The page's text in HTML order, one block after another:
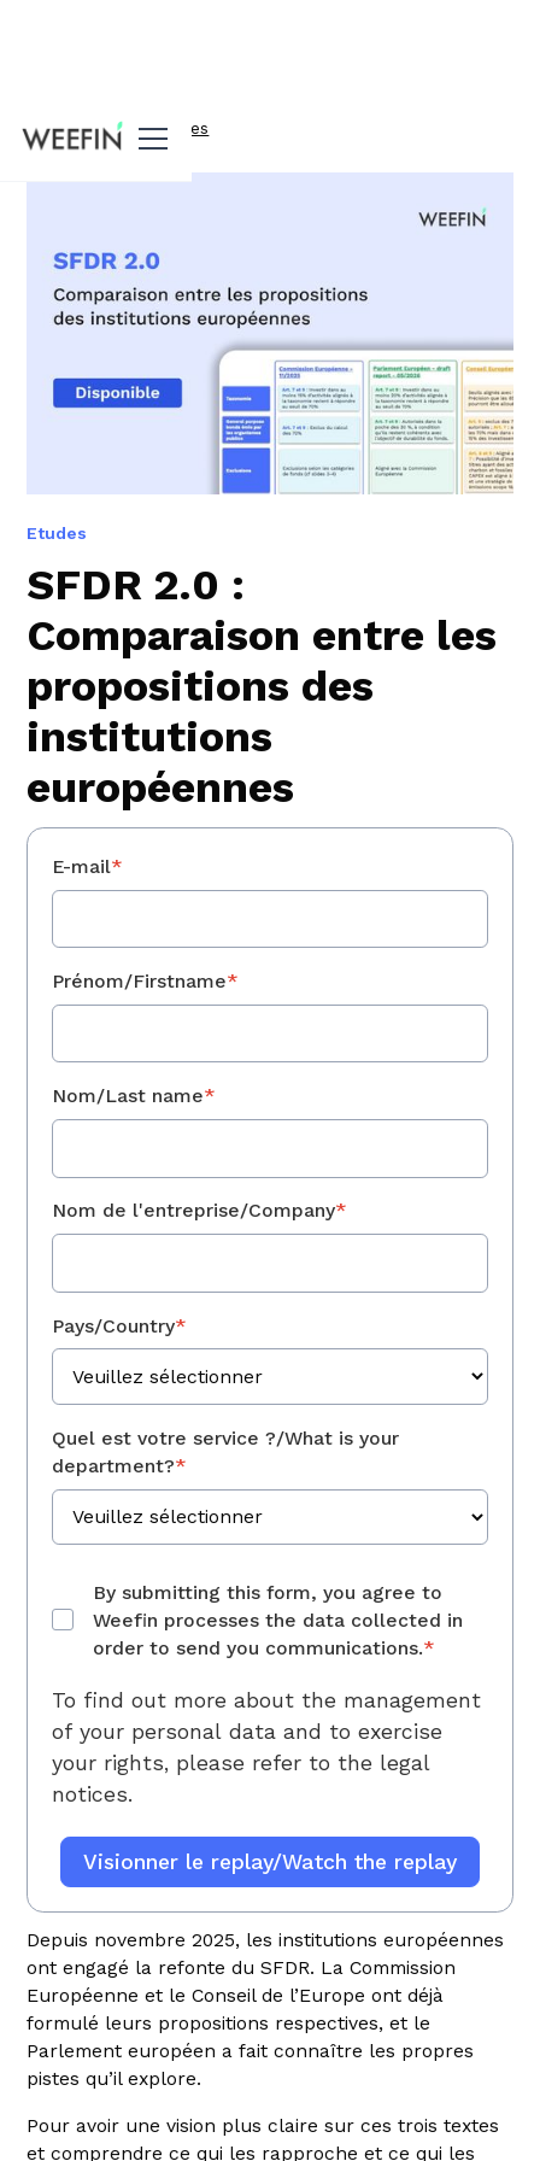
Toutes nos ressources
Etudes
SFDR 2.0 :
Comparaison entre les
propositions des
institutions
européennes
E-mail*
Prénom/Firstname*
Nom/Last name*
Nom de l'entreprise/Company*
Pays/Country*
Quel est votre service ?/What is your
department?*
By submitting this form, you agree to
Weefin processes the data collected in
order to send you communications.*
To find out more about the management
of your personal data and to exercise
your rights, please refer to the legal
notices.
Depuis novembre 2025, les institutions européennes
ont engagé la refonte du SFDR. La Commission
Européenne et le Conseil de l’Europe ont déjà
formulé leurs propositions respectives, et le
Parlement européen a fait connaître les propres
pistes qu’il explore.
Pour avoir une vision plus claire sur ces trois textes
et comprendre ce qui les rapproche et ce qui les